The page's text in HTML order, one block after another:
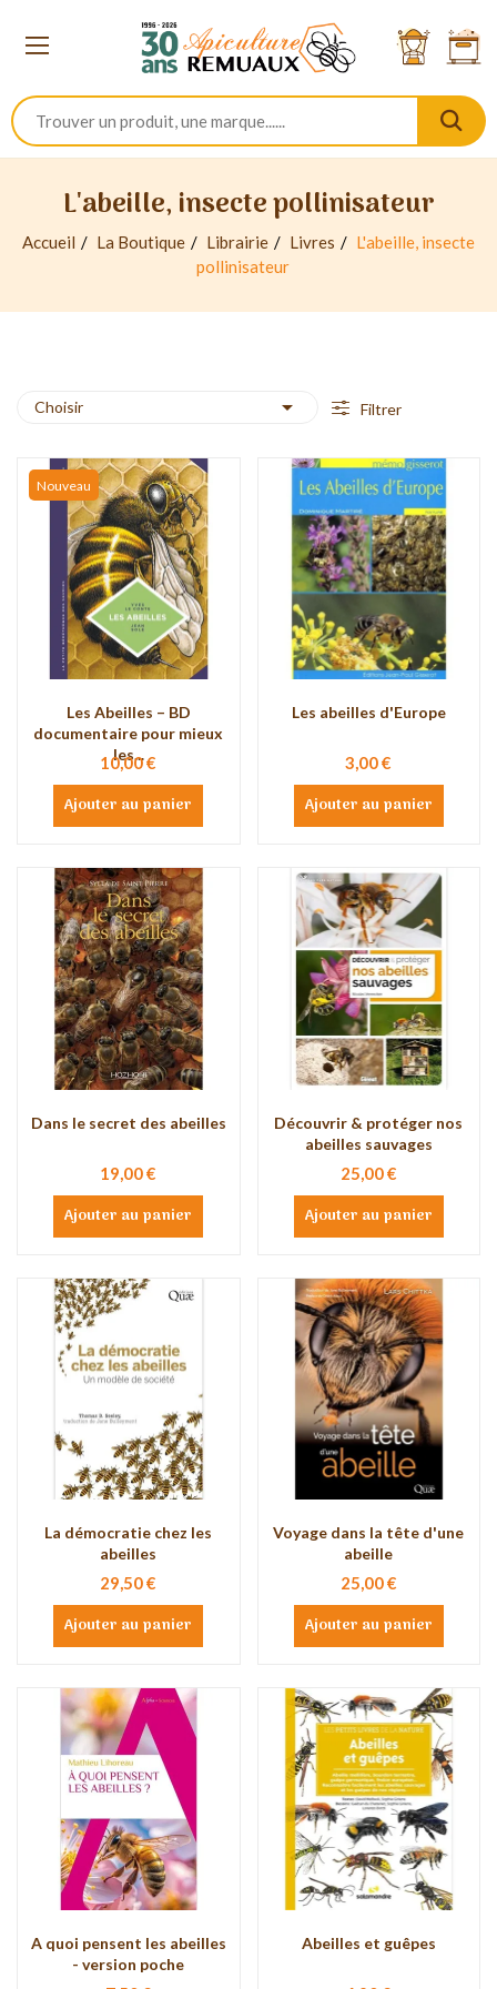
L'abeille, insecte pollinisateur
Accueil La Boutique Librairie Livres
L'abeille, insecte
pollinisateur
Choisir  Filtrer
Nouveau
Les Abeilles – BD
documentaire pour mieux
les...
10,00 €
Ajouter au panier
Les abeilles d'Europe
3,00 €
Ajouter au panier
Dans le secret des abeilles
19,00 €
Ajouter au panier
Découvrir & protéger nos
abeilles sauvages
25,00 €
Ajouter au panier
La démocratie chez les
abeilles
29,50 €
Ajouter au panier
Voyage dans la tête d'une
abeille
25,00 €
Ajouter au panier
A quoi pensent les abeilles
- version poche
Abeilles et guêpes